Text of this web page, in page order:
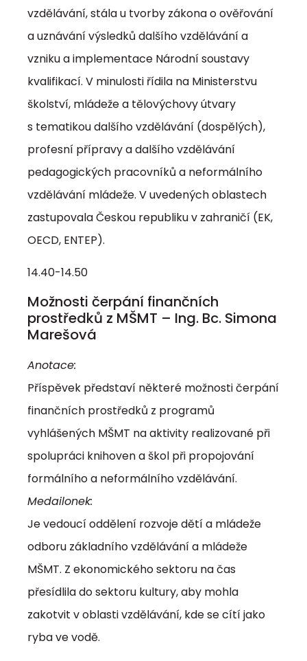
vzdělávání, stála u tvorby zákona o ověřování
a uznávání výsledků dalšího vzdělávání a
vzniku a implementace Národní soustavy
kvalifikací. V minulosti řídila na Ministerstvu
školství, mládeže a tělovýchovy útvary
s tematikou dalšího vzdělávání (dospělých),
profesní přípravy a dalšího vzdělávání
pedagogických pracovníků a neformálního
vzdělávání mládeže. V uvedených oblastech
zastupovala Českou republiku v zahraničí (EK,
OECD, ENTEP).
14.40-14.50
Možnosti čerpání finančních
prostředků z MŠMT – Ing. Bc. Simona
Marešová
Anotace:
Příspěvek představí některé možnosti čerpání
finančních prostředků z programů
vyhlášených MŠMT na aktivity realizované při
spolupráci knihoven a škol při propojování
formálního a neformálního vzdělávání.
Medailonek:
Je vedoucí oddělení rozvoje dětí a mládeže
odboru základního vzdělávání a mládeže
MŠMT. Z ekonomického sektoru na čas
přesídlila do sektoru kultury, aby mohla
zakotvit v oblasti vzdělávání, kde se cítí jako
ryba ve vodě.